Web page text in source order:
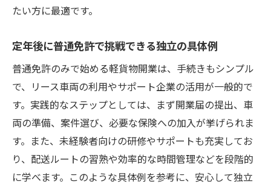
たい方に最適です。
定年後に普通免許で挑戦できる独立の具体例
普通免許のみで始める軽貨物開業は、手続きもシンプル
で、リース車両の利用やサポート企業の活用が一般的で
す。実践的なステップとしては、まず開業届の提出、車
両の準備、案件選び、必要な保険への加入が挙げられま
す。また、未経験者向けの研修やサポートも充実してお
り、配送ルートの習熟や効率的な時間管理などを段階的
に学べます。このような具体例を参考に、安心して独立